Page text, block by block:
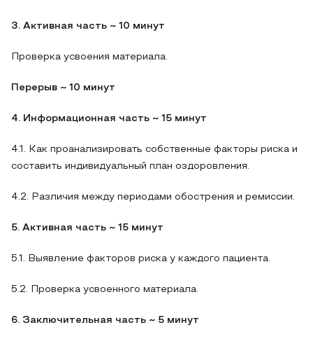
3. Активная часть ~ 10 минут
Проверка усвоения материала.
Перерыв ~ 10 минут
4. Информационная часть ~ 15 минут
4.1. Как проанализировать собственные факторы риска и
составить индивидуальный план оздоровления.
4.2. Различия между периодами обострения и ремиссии.
5. Активная часть ~ 15 минут
5.1. Выявление факторов риска у каждого пациента.
5.2. Проверка усвоенного материала.
6. Заключительная часть ~ 5 минут